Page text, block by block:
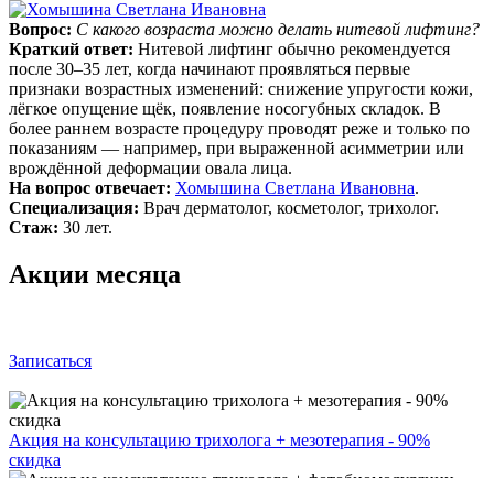
Вопрос: С какого возраста можно делать нитевой лифтинг?
Краткий ответ: Нитевой лифтинг обычно рекомендуется
после 30–35 лет, когда начинают проявляться первые
признаки возрастных изменений: снижение упругости кожи,
лёгкое опущение щёк, появление носогубных складок. В
более раннем возрасте процедуру проводят реже и только по
показаниям — например, при выраженной асимметрии или
врождённой деформации овала лица.
На вопрос отвечает: Хомышина Светлана Ивановна.
Специализация: Врач дерматолог, косметолог, трихолог.
Стаж: 30 лет.
Акции месяца
Записаться
Акция на консультацию трихолога + мезотерапия - 90%
скидка